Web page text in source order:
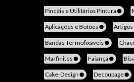
Pincéis e Utilitários Pintura
Aplicações e Botões
Bandas Termofixáveis
Marfinites Faiança
Cake-Design Decoupage